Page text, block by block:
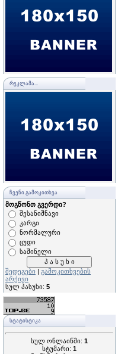
ᲠᲔᲙᲚᲐᲛᲐ...
ᲩᲕᲔᲜᲘ ᲒᲐᲛᲝᲙᲘᲗᲮᲕᲐ
მოგწონთ გვერდი?
შესანიშნავი
კარგი
ნორმალური
ცუდი
საშინელი
შედეგები | გამოკითხვების
არქივი
სულ პასუხი: 5
ᲡᲢᲐᲢᲘᲡᲢᲘᲙᲐ
სულ ონლაინში: 1
სტუმარი: 1